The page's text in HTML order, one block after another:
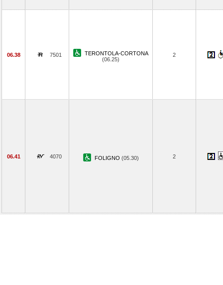
06.38 7501
TERONTOLA-CORTONA
(06.25)
2
06.41 4070 FOLIGNO (05.30) 2